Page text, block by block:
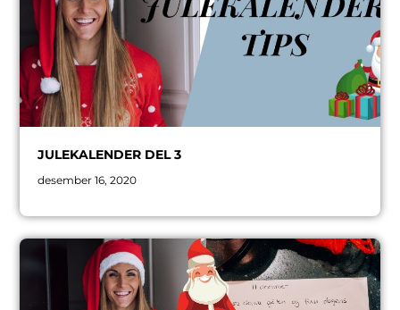
JULEKALENDER DEL 3
desember 16, 2020